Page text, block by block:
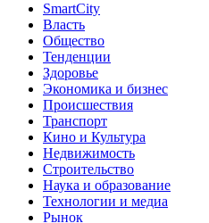
SmartCity
Власть
Общество
Тенденции
Здоровье
Экономика и бизнес
Происшествия
Транспорт
Кино и Культура
Недвижимость
Строительство
Наука и образование
Технологии и медиа
Рынок